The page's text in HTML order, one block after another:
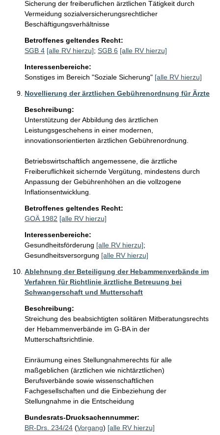
Sicherung der freiberuflichen ärztlichen Tätigkeit durch
Vermeidung sozialversicherungsrechtlicher
Beschäftigungsverhältnisse
Betroffenes geltendes Recht:
SGB 4 [alle RV hierzu]; SGB 6 [alle RV hierzu]
Interessenbereiche:
Sonstiges im Bereich "Soziale Sicherung" [alle RV hierzu]
Novellierung der ärztlichen Gebührenordnung für Ärzte
Beschreibung:
Unterstützung der Abbildung des ärztlichen
Leistungsgeschehens in einer modernen,
innovationsorientierten ärztlichen Gebührenordnung.
Betriebswirtschaftlich angemessene, die ärztliche
Freiberuflichkeit sichernde Vergütung, mindestens durch
Anpassung der Gebührenhöhen an die vollzogene
Inflationsentwicklung.
Betroffenes geltendes Recht:
GOÄ 1982 [alle RV hierzu]
Interessenbereiche:
Gesundheitsförderung [alle RV hierzu];
Gesundheitsversorgung [alle RV hierzu]
Ablehnung der Beteiligung der Hebammenverbände im
Verfahren für Richtlinie ärztliche Betreuung bei
Schwangerschaft und Mutterschaft
Beschreibung:
Streichung des beabsichtigten solitären Mitberatungsrechts
der Hebammenverbände im G-BA in der
Mutterschaftsrichtlinie.
Einräumung eines Stellungnahmerechts für alle
maßgeblichen (ärztlichen wie nichtärztlichen)
Berufsverbände sowie wissenschaftlichen
Fachgesellschaften und die Einbeziehung der
Stellungnahme in die Entscheidung
Bundesrats-Drucksachennummer:
BR-Drs. 234/24 (Vorgang) [alle RV hierzu]